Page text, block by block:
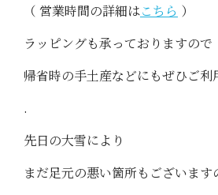
（ 営業時間の詳細はこちら ）
ラッピングも承っておりますので
帰省時の手土産などにもぜひご利
.
先日の大雪により
まだ足元の悪い箇所もございます